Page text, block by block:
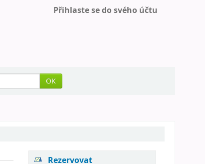
Přihlaste se do svého účtu
OK
Rezervovat